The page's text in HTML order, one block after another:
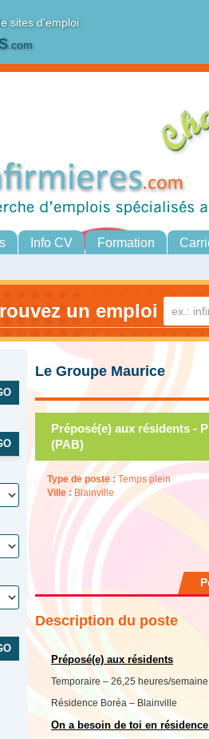
sites d'emploi
.com
Info CV Formation
un emploi
Le Groupe Maurice
Préposé(e) aux résidents -
(PAB)
Type de poste :Temps plein
Ville : Blainville
Description du poste
Préposé(e) aux résidents
Temporaire – 26,25 heures/semaine
Résidence Boréa – Blainville
On a besoin de toi en